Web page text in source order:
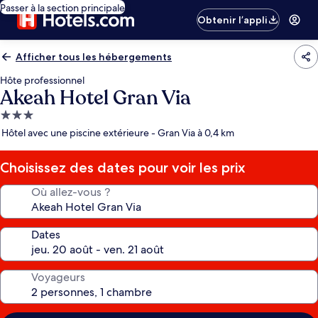
Passer à la section principale
Obtenir l’appli
Afficher tous les hébergements
Hôte professionnel
Akeah Hotel Gran Via
Hébergement
3.0 étoiles
Hôtel avec une piscine extérieure - Gran Via à 0,4 km
Choisissez des dates pour voir les prix
Où allez-vous ?
Dates
Voyageurs